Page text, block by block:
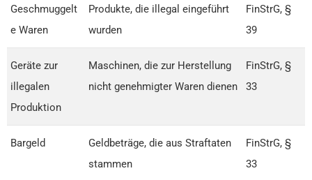
Geschmuggelt
e Waren
Produkte, die illegal eingeführt
wurden
FinStrG, §
39
Geräte zur
illegalen
Produktion
Maschinen, die zur Herstellung
nicht genehmigter Waren dienen
FinStrG, §
33
Bargeld
Geldbeträge, die aus Straftaten
stammen
FinStrG, §
33